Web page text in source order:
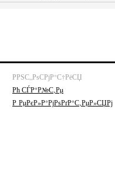
РРЅС„РѕСРјР°С†РёСЏ
Рћ СЃР°Р№С‚Рµ
Р РµРєР»Р°РјРѕРґР°С‚РµР»СЏРј